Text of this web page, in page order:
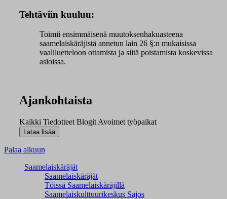
Tehtäviin kuuluu:
Toimii ensimmäisenä muutoksenhakuasteena
saamelaiskäräjistä annetun lain 26 §:n mukaisissa
vaaliluetteloon ottamista ja siitä poistamista koskevissa
asioissa.
Ajankohtaista
Kaikki Tiedotteet Blogit Avoimet työpaikat
Palaa alkuun
Saamelaiskäräjät
Saamelaiskäräjät
Töissä Saamelaiskäräjillä
Saamelaiskulttuuri­keskus Sajos